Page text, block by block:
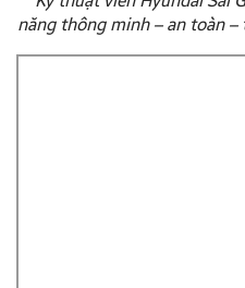
năng thông minh – an toàn